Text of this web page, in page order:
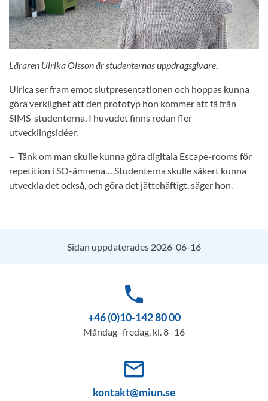
Läraren Ulrika Olsson är studenternas uppdragsgivare.
Ulrica ser fram emot slutpresentationen och hoppas kunna
göra verklighet att den prototyp hon kommer att få från
SIMS-studenterna. I huvudet finns redan fler
utvecklingsidéer.
– Tänk om man skulle kunna göra digitala Escape-rooms för
repetition i SO-ämnena… Studenterna skulle säkert kunna
utveckla det också, och göra det jättehäftigt, säger hon.
Sidan uppdaterades 2026-06-16
phone
+46 (0)10-142 80 00
Måndag–fredag, kl. 8–16
mail_outline
kontakt@miun.se